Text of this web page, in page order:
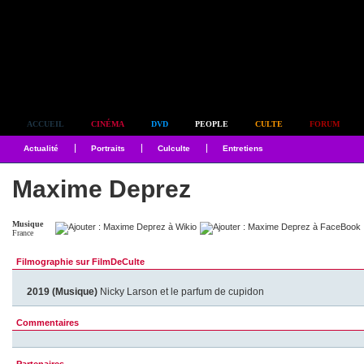
ACCUEIL CINÉMA DVD PEOPLE CULTE FORUM
Actualité Portraits Culculte Entretiens
Maxime Deprez
Musique
France
Filmographie sur FilmDeCulte
2019 (Musique) Nicky Larson et le parfum de cupidon
Commentaires